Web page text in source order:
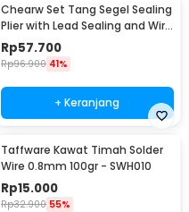
Chearw Set Tang Segel Sealing
Plier with Lead Sealing and Wire
- CW01
Rp57.700
Rp96.900 41%
+ Keranjang
Taffware Kawat Timah Solder
Wire 0.8mm 100gr - SWH010
Rp15.000
Rp32.900 55%